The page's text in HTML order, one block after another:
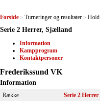
Forside > Turneringer og resultater > Hold
Serie 2 Herrer, Sjælland
Information
Kampprogram
Kontaktpersoner
Frederikssund VK
Information
Række
Serie 2 Herrer